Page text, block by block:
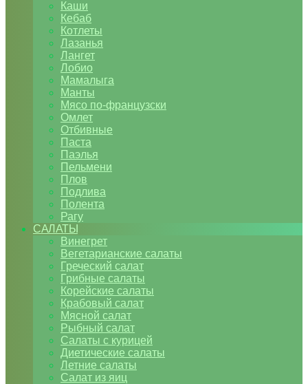
Каши
Кебаб
Котлеты
Лазанья
Лангет
Лобио
Мамалыга
Манты
Мясо по-французски
Омлет
Отбивные
Паста
Паэлья
Пельмени
Плов
Подлива
Полента
Рагу
САЛАТЫ
Винегрет
Вегетарианские салаты
Греческий салат
Грибные салаты
Корейские салаты
Крабовый салат
Мясной салат
Рыбный салат
Салаты с курицей
Диетические салаты
Летние салаты
Салат из яиц